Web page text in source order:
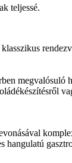
teljessé.
megvalósuló
hangulatú